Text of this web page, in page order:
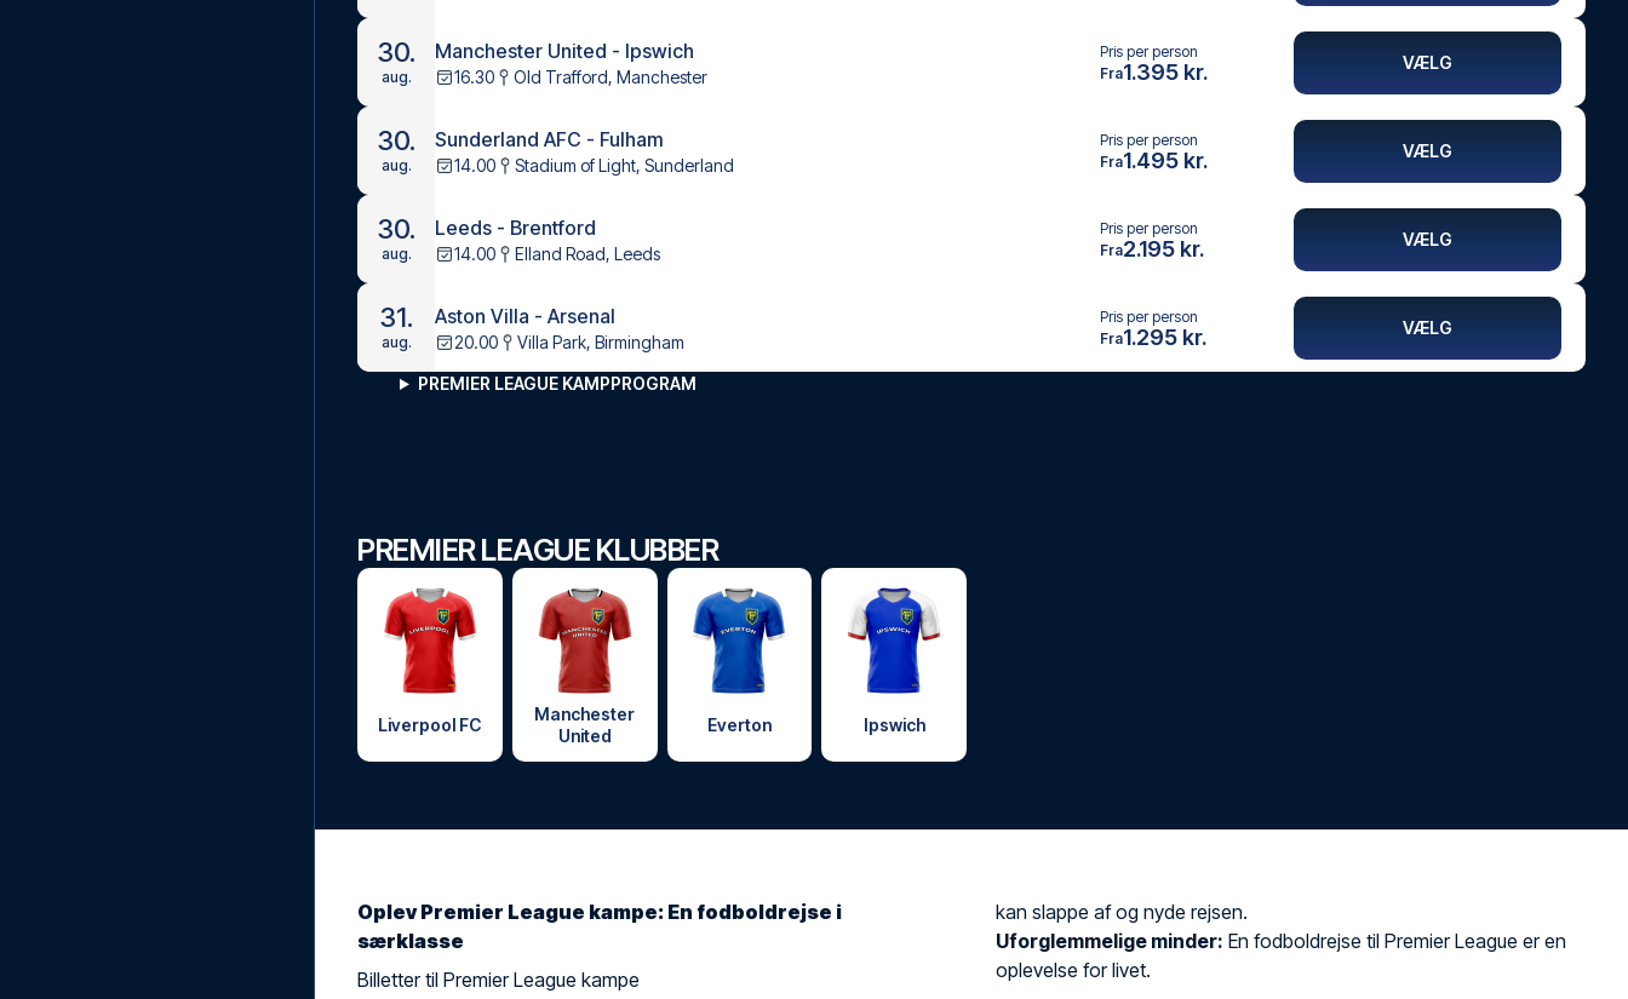
30.
aug.
Manchester United - Ipswich
16.30 Old Trafford, Manchester
Pris per person
Fra1.395 kr. VÆLG
30.
aug.
Sunderland AFC - Fulham
14.00 Stadium of Light, Sunderland
Pris per person
Fra1.495 kr. VÆLG
30.
aug.
Leeds - Brentford
14.00 Elland Road, Leeds
Pris per person
Fra2.195 kr. VÆLG
31.
aug.
Aston Villa - Arsenal
20.00 Villa Park, Birmingham
Pris per person
Fra1.295 kr. VÆLG
PREMIER LEAGUE KAMPPROGRAM
PREMIER LEAGUE KLUBBER
Liverpool FC
Manchester
United
Everton Ipswich
Oplev Premier League kampe: En fodboldrejse i
særklasse
Billetter til Premier League kampe
kan slappe af og nyde rejsen.
Uforglemmelige minder: En fodboldrejse til Premier League er en
oplevelse for livet.